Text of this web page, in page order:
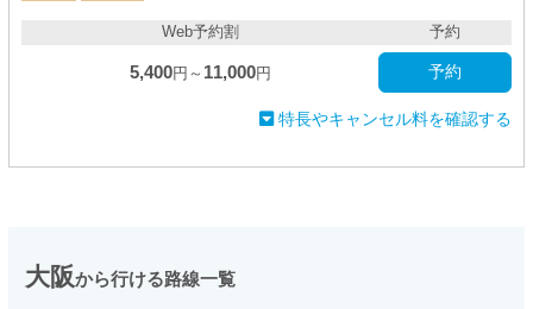
Web予約割
5,400円～ 11,000円
予約
予約
特長やキャンセル料を確認する
大阪から行ける路線一覧